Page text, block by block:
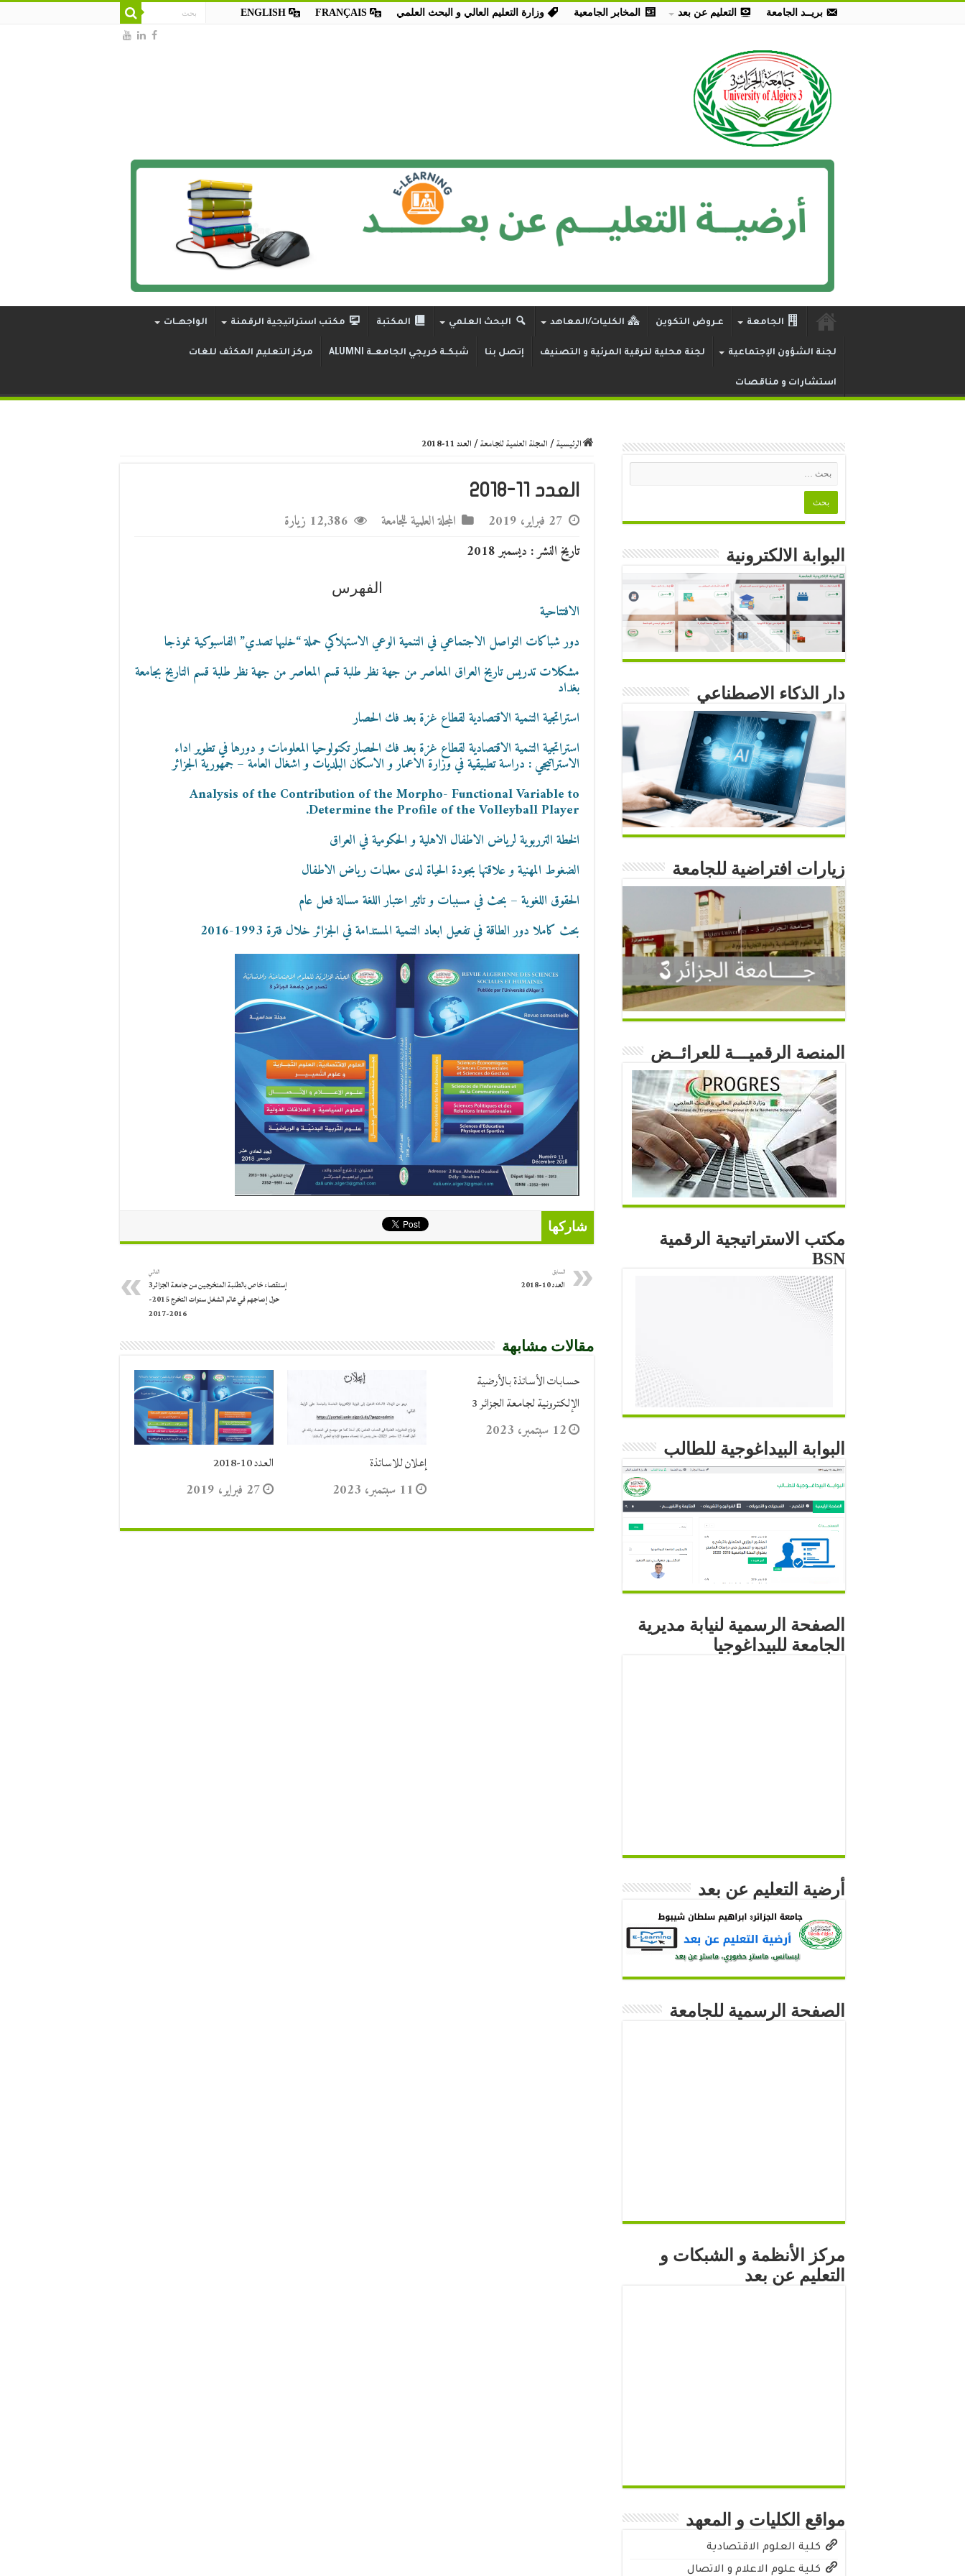
بريــد الجامعة التعليم عن بعد المخابر الجامعية وزارة التعليم العالي و البحث العلمي FRANÇAIS
ENGLISH
الجامعة عـروض التكوين الكليات/المعاهد البحث العلمي المكتبة مكتب استراتيجية الرقمنة الواجهــات
لجنة الشؤون الإجتماعية لجنة محلية لترقية المرئية و التصنيف إتصل بنا شبكــة خريجي الجامعــة ALUMNI مركز التعليم المكثف للغات
استشارات و مناقصات
الرئيسية/المجلة العلمية للجامعة/العدد 11-2018
العدد 11-2018
27 فبراير، 2019 المجلة العلمية للجامعة
12,386 زيارة
تاريخ النشر : ديسمبر 2018
الفهرس
الافتتاحية
دور شباكات التواصل الاجتماعي في التنمية الوعي الاستهلاكي حملة “خليها تصدي” الفاسبوكية نموذجا
مشكلات تدريس تاريخ العراق المعاصر من جهة نظر طلبة قسم المعاصر من جهة نظر طلبة قسم التاريخ بجامعة
بغداد
استراتجية التنمية الاقتصادية لقطاع غزة بعد فك الحصار
استراتجية التنمية الاقتصادية لقطاع غزة بعد فك الحصار تكنولوحيا المعلومات و دورها في تطوير اداء
الاستراتيجي : دراسة تطبيقية في وزارة الاعمار و الاسكان البلديات و اشغال العامة – جمهورية الجزائر
Analysis of the Contribution of the Morpho- Functional Variable to
Determine the Profile of the Volleyball Player.
الخطة الترربوية لرياض الاطفال الاهلية و الحكومية في العراق
الضغوط المهنية و علاقتها بجودة الحياة لدى معلمات رياض الاطفال
الحقوق اللغوية – بحث في مسببات و تاثير اعتبار اللغة مسالة فعل عام
بحث كاملا دور الطاقة في تفعيل ابعاد التنمية المستدامة في الجزائر خلال فترة 1993-2016
شاركها
السابق
العدد 10-2018
التالي
إستقصاء خاص بالطلبة المتخرجين من جامعة الجزائر3
حول إدماجهم في عالم الشغل سنوات التخرج 2015-
2016-2017
مقالات مشابهة
حسابات الأساتذة بالأرضية
الإلكترونية لجامعة الجزائر 3
12 سبتمبر، 2023
إعلان للاساتذة
11 سبتمبر، 2023
العدد 10-2018
27 فبراير، 2019
البوابة الالكترونية
دار الذكاء الاصطناعي
زيارات افتراضية للجامعة
المنصة الرقميـــة للعرائــض
مكتب الاستراتيجية الرقمية
BSN
البوابة البيداغوجية للطالب
الصفحة الرسمية لنيابة مديرية
الجامعة للبيداغوجيا
أرضية التعليم عن بعد
الصفحة الرسمية للجامعة
مركز الأنظمة و الشبكات و
التعليم عن بعد
مواقع الكليات و المعهد
كلية العلوم الاقتصادية
كلية علوم الاعلام و الاتصال